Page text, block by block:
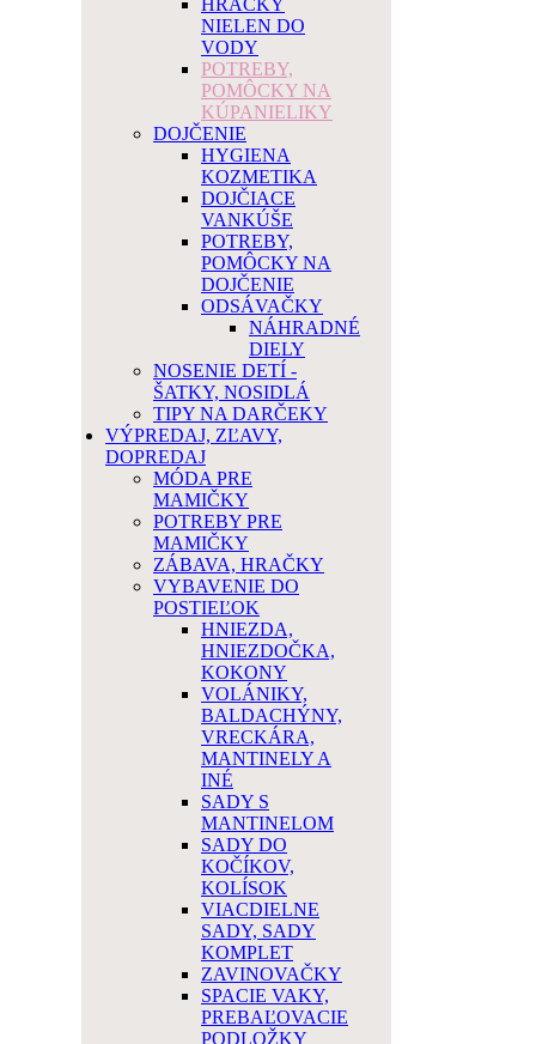
HRAČKY
NIELEN DO
VODY
POTREBY,
POMÔCKY NA
KÚPANIELIKY
DOJČENIE
HYGIENA
KOZMETIKA
DOJČIACE
VANKÚŠE
POTREBY,
POMÔCKY NA
DOJČENIE
ODSÁVAČKY
NÁHRADNÉ
DIELY
NOSENIE DETÍ -
ŠATKY, NOSIDLÁ
TIPY NA DARČEKY
VÝPREDAJ, ZĽAVY,
DOPREDAJ
MÓDA PRE
MAMIČKY
POTREBY PRE
MAMIČKY
ZÁBAVA, HRAČKY
VYBAVENIE DO
POSTIEĽOK
HNIEZDA,
HNIEZDOČKA,
KOKONY
VOLÁNIKY,
BALDACHÝNY,
VRECKÁRA,
MANTINELY A
INÉ
SADY S
MANTINELOM
SADY DO
KOČÍKOV,
KOLÍSOK
VIACDIELNE
SADY, SADY
KOMPLET
ZAVINOVAČKY
SPACIE VAKY,
PREBAĽOVACIE
PODLOŽKY